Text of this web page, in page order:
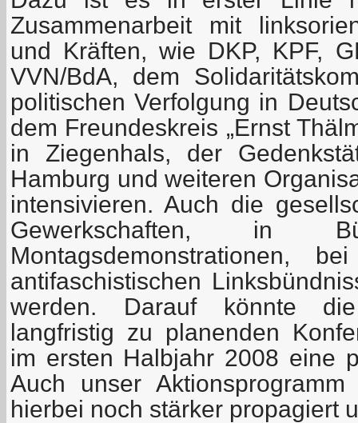
Zusammenarbeit mit
und Kräften, wie DKP, KPF,
VVN/BdA, dem
politischen Verfolgung in
dem Freundeskreis „Ernst
in Ziegenhals, der
Hamburg und weiteren
intensivieren. Auch die
Gewerkschaften, in
Montagsdemonstrationen,
antifaschistischen
werden. Darauf könnte
langfristig zu planenden
im ersten Halbjahr 2008 eine
Auch unser
hierbei noch stärker propagiert